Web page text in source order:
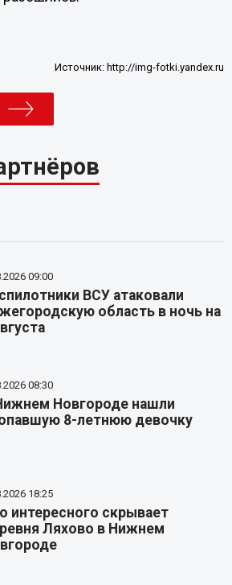
Источник:http://img-fotki.yandex.ru
09:00
ВСУ атаковали
область в ночь на
08:30
Новгороде нашли
8-летнюю девочку
18:25
интересного скрывает
Ляхово в Нижнем